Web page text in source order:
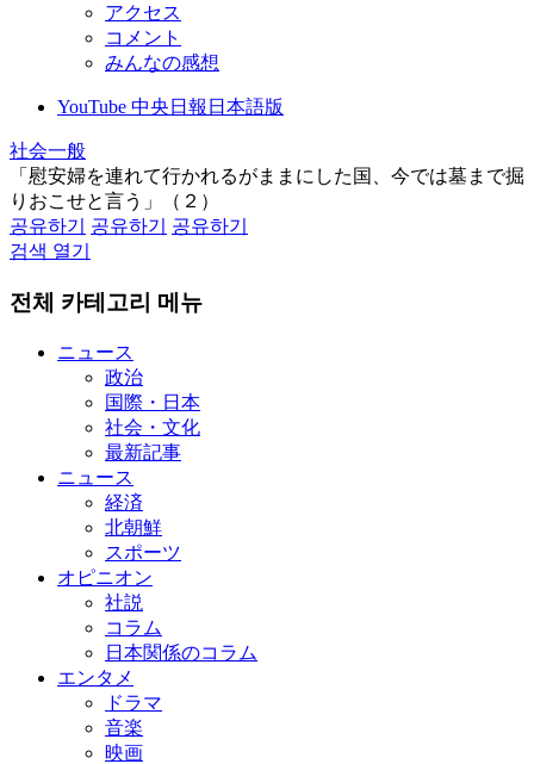
アクセス
コメント
みんなの感想
YouTube 中央日報日本語版
社会一般
「慰安婦を連れて行かれるがままにした国、今では墓まで掘
りおこせと言う」（２）
공유하기
공유하기
공유하기
검색 열기
전체 카테고리 메뉴
ニュース
政治
国際・日本
社会・文化
最新記事
ニュース
経済
北朝鮮
スポーツ
オピニオン
社説
コラム
日本関係のコラム
エンタメ
ドラマ
音楽
映画